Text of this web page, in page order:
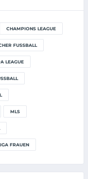
CHAMPIONS LEAGUE
FUSSBALL
LEAGUE
MLS
FRAUEN